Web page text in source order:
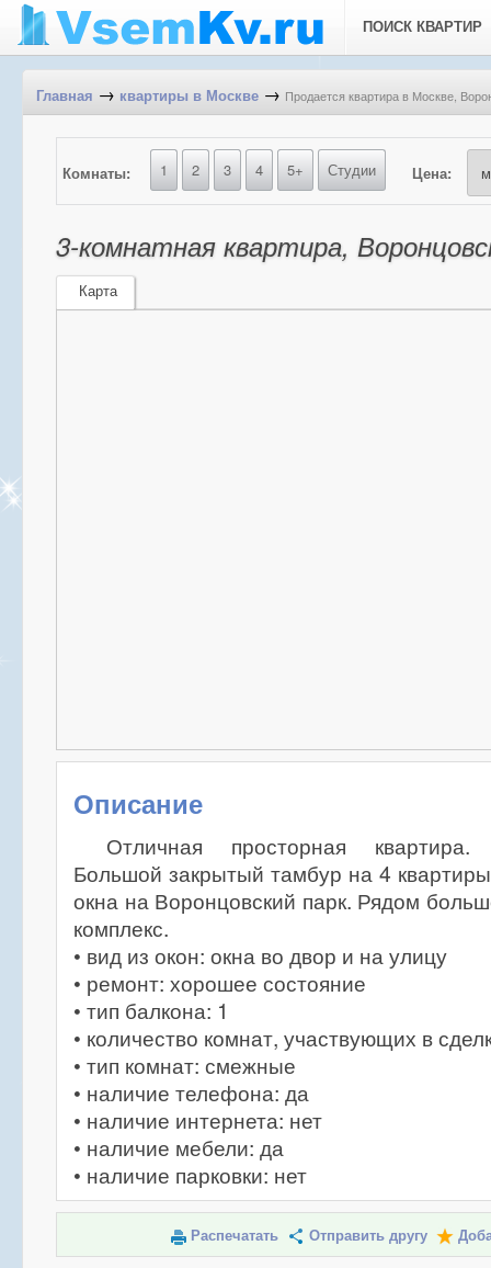
ПОИСК КВАРТИР
Главная → квартиры в Москве → Продается квартира в Москве,
Комнаты: 1 2 3 4 5+ Студии Цена:
3-комнатная квартира,
Карта
Описание
Отличная просторная
Большой закрытый тамбур на 4
окна на Воронцовский парк. Рядом
комплекс.
• вид из окон: окна во двор и на улицу
• ремонт: хорошее состояние
• тип балкона: 1
• количество комнат, участвующих в
• тип комнат: смежные
• наличие телефона: да
• наличие интернета: нет
• наличие мебели: да
• наличие парковки: нет
Распечатать Отправить другу